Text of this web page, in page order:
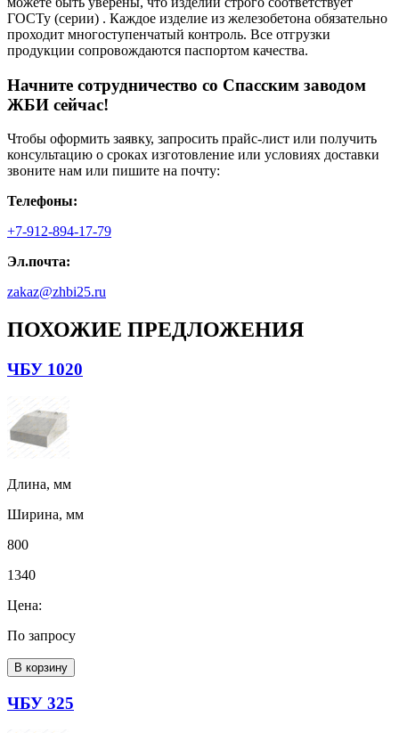
ГОСТу (серии) . Каждое изделие из железобетона обязательно
проходит многоступенчатый контроль. Все отгрузки
продукции сопровождаются паспортом качества.
Начните сотрудничество со Cпасским заводом
ЖБИ сейчас!
Чтобы оформить заявку, запросить прайс-лист или получить
консультацию о сроках изготовление или условиях доставки
звоните нам или пишите на почту:
Телефоны:
+7-912-894-17-79
Эл.почта:
zakaz@zhbi25.ru
ПОХОЖИЕ ПРЕДЛОЖЕНИЯ
ЧБУ 1020
Длина, мм
Ширина, мм
800
1340
Цена:
По запросу
В корзину
ЧБУ 325